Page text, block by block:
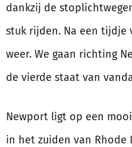
dankzij de
stuk rijden. Na een tijdje
weer. We gaan richting
de vierde staat van
Newport ligt op een
in het zuiden van Rhode